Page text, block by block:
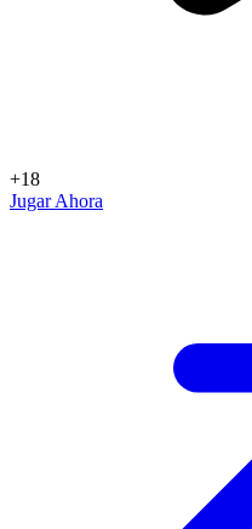
+18
Jugar Ahora